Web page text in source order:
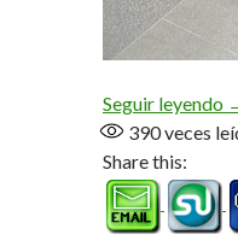
Seguir leyendo
390veces
Share this: